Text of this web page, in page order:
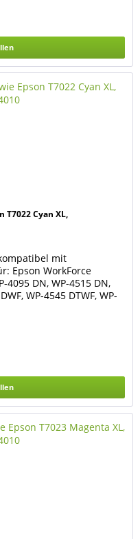
Cyan XL,
mit
Epson WorkForce
4095 DN, WP-4515 DN,
WP-4545 DTWF, WP-
zeigt den
Tintenpatronen Epson